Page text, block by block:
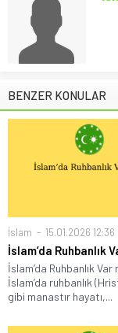
BENZER KONULAR
İslam 15.01.2026 12:36
İslam’da Ruhbanlık
İslam’da Ruhbanlık Var
İslam’da ruhbanlık
gibi manastır hayatı,...